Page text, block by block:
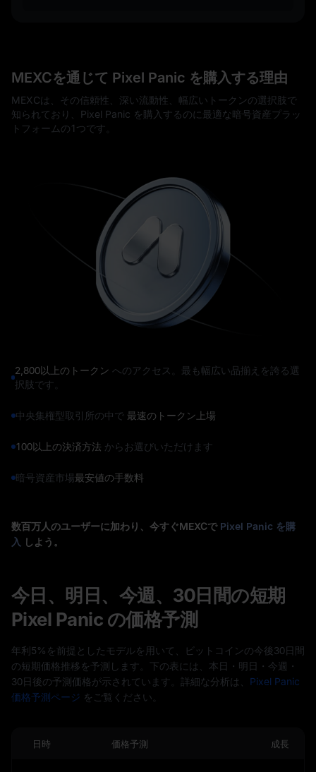
MEXCを通じて Pixel Panic を購入する理由
MEXCは、その信頼性、深い流動性、幅広いトークンの選択肢で
知られており、Pixel Panic を購入するのに最適な暗号資産プラッ
トフォームの1つです。
2,800以上のトークン へのアクセス。最も幅広い品揃えを誇る選
択肢です。
中央集権型取引所の中で 最速のトークン上場
100以上の決済方法 からお選びいただけます
暗号資産市場最安値の手数料
数百万人のユーザーに加わり、今すぐMEXCで Pixel Panic を購
入 しよう。
今日、明日、今週、30日間の短期
Pixel Panic の価格予測
年利5%を前提としたモデルを用いて、ビットコインの今後30日間
の短期価格推移を予測します。下の表には、本日・明日・今週・
30日後の予測価格が示されています。詳細な分析は、 Pixel Panic
価格予測ページ をご覧ください。
日時 価格予測 成長